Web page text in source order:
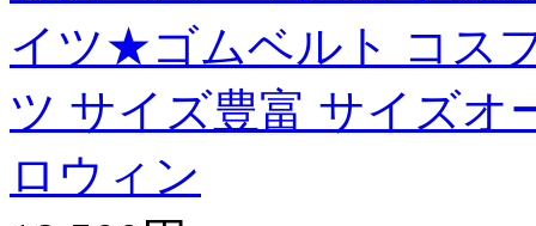
イツ★ゴムベルト コスプ
ツ サイズ豊富 サイズオ
ロウィン